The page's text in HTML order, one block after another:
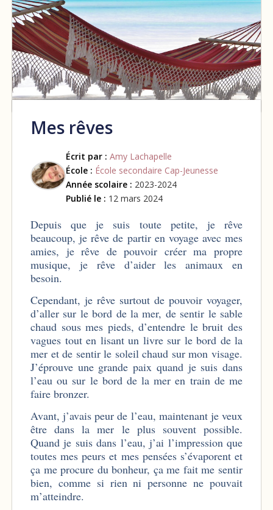
Mes rêves
Écrit par : Amy Lachapelle
École : École secondaire Cap-Jeunesse
Année scolaire : 2023-2024
Publié le : 12 mars 2024
Depuis que je suis toute petite, je rêve
beaucoup, je rêve de partir en voyage avec mes
amies, je rêve de pouvoir créer ma propre
musique, je rêve d’aider les animaux en
besoin.
Cependant, je rêve surtout de pouvoir voyager,
d’aller sur le bord de la mer, de sentir le sable
chaud sous mes pieds, d’entendre le bruit des
vagues tout en lisant un livre sur le bord de la
mer et de sentir le soleil chaud sur mon visage.
J’éprouve une grande paix quand je suis dans
l’eau ou sur le bord de la mer en train de me
faire bronzer.
Avant, j’avais peur de l’eau, maintenant je veux
être dans la mer le plus souvent possible.
Quand je suis dans l’eau, j’ai l’impression que
toutes mes peurs et mes pensées s’évaporent et
ça me procure du bonheur, ça me fait me sentir
bien, comme si rien ni personne ne pouvait
m’atteindre.